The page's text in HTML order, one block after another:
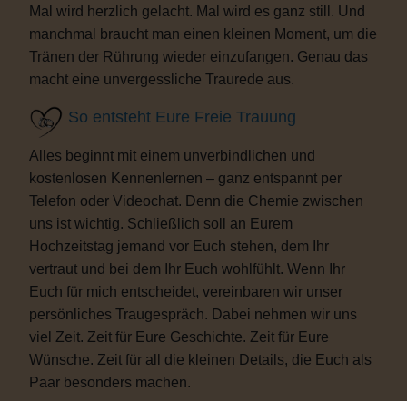
Mal wird herzlich gelacht. Mal wird es ganz still. Und
manchmal braucht man einen kleinen Moment, um die
Tränen der Rührung wieder einzufangen. Genau das
macht eine unvergessliche Traurede aus.
So entsteht Eure Freie Trauung
Alles beginnt mit einem unverbindlichen und
kostenlosen Kennenlernen – ganz entspannt per
Telefon oder Videochat. Denn die Chemie zwischen
uns ist wichtig. Schließlich soll an Eurem
Hochzeitstag jemand vor Euch stehen, dem Ihr
vertraut und bei dem Ihr Euch wohlfühlt. Wenn Ihr
Euch für mich entscheidet, vereinbaren wir unser
persönliches Traugespräch. Dabei nehmen wir uns
viel Zeit. Zeit für Eure Geschichte. Zeit für Eure
Wünsche. Zeit für all die kleinen Details, die Euch als
Paar besonders machen.